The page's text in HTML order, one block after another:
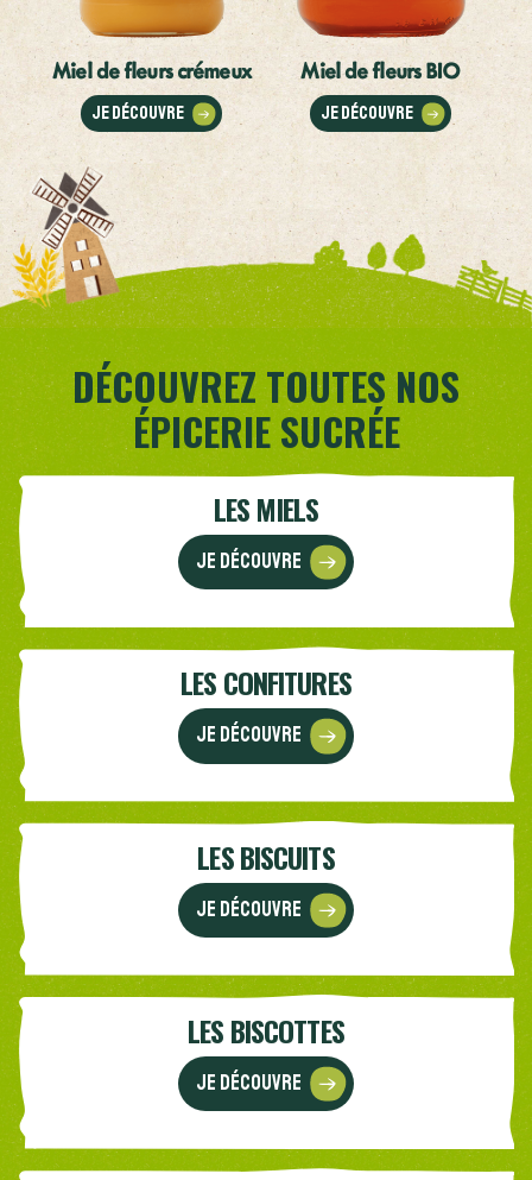
Miel de fleurs crémeux
Je découvre
Miel de fleurs BIO
Je découvre
DÉCOUVREZ TOUTES NOS
ÉPICERIE SUCRÉE
LES MIELS
Je découvre
LES CONFITURES
Je découvre
LES BISCUITS
Je découvre
LES BISCOTTES
Je découvre